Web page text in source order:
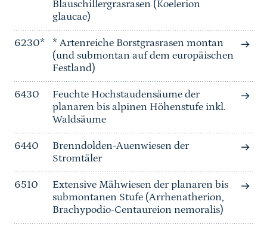
Blauschillergrasrasen (Koelerion
glaucae)
6230*
* Artenreiche Borstgrasrasen montan
(und submontan auf dem europäischen
Festland)
6430
Feuchte Hochstaudensäume der
planaren bis alpinen Höhenstufe inkl.
Waldsäume
6440
Brenndolden-Auenwiesen der
Stromtäler
6510
Extensive Mähwiesen der planaren bis
submontanen Stufe (Arrhenatherion,
Brachypodio-Centaureion nemoralis)